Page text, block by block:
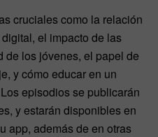
cruciales como la relación
el impacto de las
de los jóvenes, el papel de
y cómo educar en un
episodios se publicarán
y estarán disponibles en
app, además de en otras